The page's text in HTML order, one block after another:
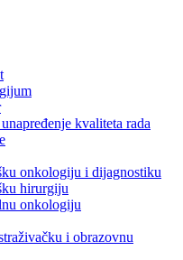
kvaliteta rada
onkologiju i dijagnostiku
hirurgiju
onkologiju
i obrazovnu